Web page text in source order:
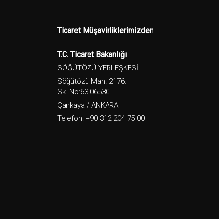
Ticaret Müşavirliklerimizden
T.C. Ticaret Bakanlığı
SÖĞÜTÖZÜ YERLEŞKESİ
Söğütözü Mah. 2176.
Sk. No:63 06530
Çankaya / ANKARA
Telefon: +90 312 204 75 00